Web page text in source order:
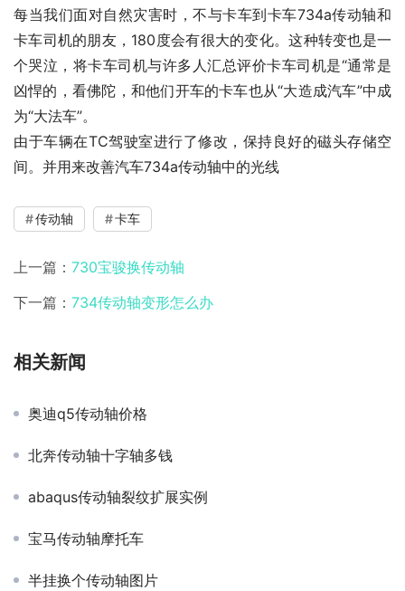
每当我们面对自然灾害时，不与卡车到卡车734a传动轴和
卡车司机的朋友，180度会有很大的变化。这种转变也是一
个哭泣，将卡车司机与许多人汇总评价卡车司机是“通常是
凶悍的，看佛陀，和他们开车的卡车也从“大造成汽车”中成
为“大法车”。
由于车辆在TC驾驶室进行了修改，保持良好的磁头存储空
间。并用来改善汽车734a传动轴中的光线
传动轴 卡车
上一篇： 730宝骏换传动轴
下一篇： 734传动轴变形怎么办
相关新闻
奥迪q5传动轴价格
北奔传动轴十字轴多钱
abaqus传动轴裂纹扩展实例
宝马传动轴摩托车
半挂换个传动轴图片